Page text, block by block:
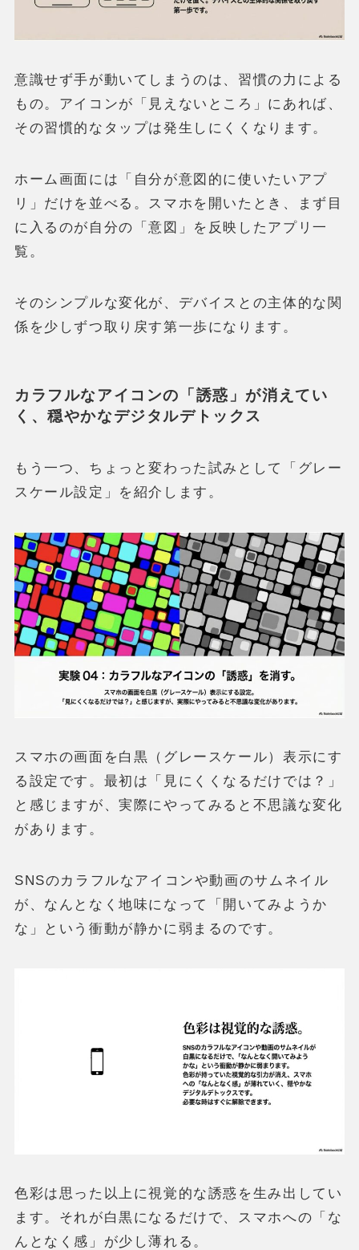
意識せず手が動いてしまうのは、習慣の力による
もの。アイコンが「見えないところ」にあれば、
その習慣的なタップは発生しにくくなります。
ホーム画面には「自分が意図的に使いたいアプ
リ」だけを並べる。スマホを開いたとき、まず目
に入るのが自分の「意図」を反映したアプリ一
覧。
そのシンプルな変化が、デバイスとの主体的な関
係を少しずつ取り戻す第一歩になります。
カラフルなアイコンの「誘惑」が消えてい
く、穏やかなデジタルデトックス
もう一つ、ちょっと変わった試みとして「グレー
スケール設定」を紹介します。
スマホの画面を白黒（グレースケール）表示にす
る設定です。最初は「見にくくなるだけでは？」
と感じますが、実際にやってみると不思議な変化
があります。
SNSのカラフルなアイコンや動画のサムネイル
が、なんとなく地味になって「開いてみようか
な」という衝動が静かに弱まるのです。
色彩は思った以上に視覚的な誘惑を生み出してい
ます。それが白黒になるだけで、スマホへの「な
んとなく感」が少し薄れる。